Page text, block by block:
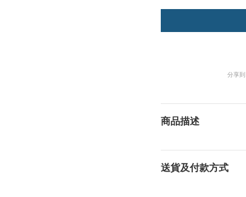
分享到
商品描述
送貨及付款方式